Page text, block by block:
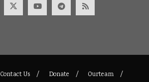
Contact Us Donate Ourteam